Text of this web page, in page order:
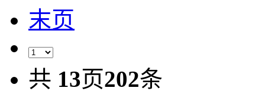
末页
共 13页202条